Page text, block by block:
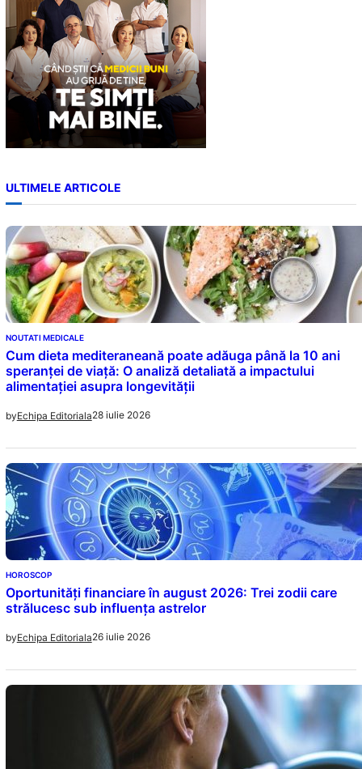
ULTIMELE ARTICOLE
NOUTATI MEDICALE
Cum dieta mediteraneană poate adăuga până la 10 ani
speranței de viață: O analiză detaliată a impactului
alimentației asupra longevității
byEchipa Editoriala28 iulie 2026
HOROSCOP
Oportunități financiare în august 2026: Trei zodii care
strălucesc sub influența astrelor
byEchipa Editoriala26 iulie 2026